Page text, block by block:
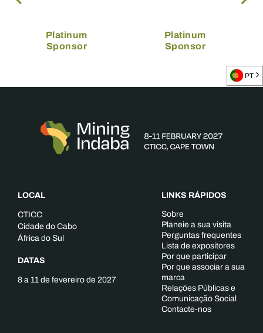
Platinum
Sponsor
Platinum
Sponsor
LOCAL
CTICC
Cidade do Cabo
África do Sul
DATAS
8 a 11 de fevereiro de 2027
LINKS RÁPIDOS
Sobre
Planeie a sua visita
Perguntas frequentes
Lista de expositores
Por que participar
Por que associar a sua
marca
Relações Públicas e
Comunicação Social
Contacte-nos
PT